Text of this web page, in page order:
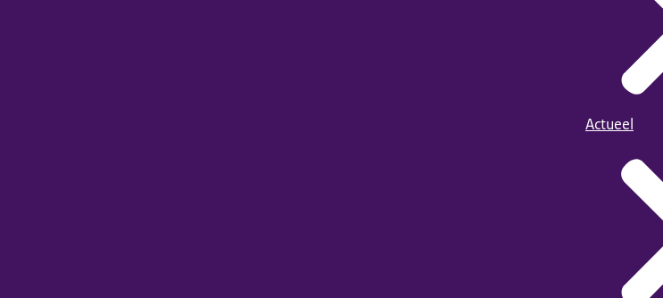
Actueel